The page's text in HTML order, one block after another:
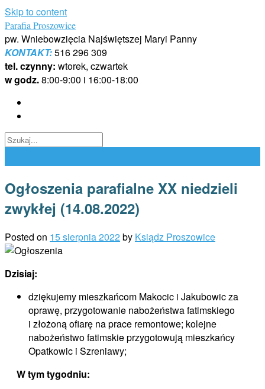
Skip to content
Parafia Proszowice
pw. Wniebowzięcia Najświętszej Maryi Panny
KONTAKT:516 296 309
tel. czynny: wtorek, czwartek
w godz.8:00-9:00 i 16:00-18:00
Ogłoszenia parafialne XX niedzieli
zwykłej (14.08.2022)
Posted on 15 sierpnia 2022by Ksiądz Proszowice
Dzisiaj:
dziękujemy mieszkańcom Makocic i Jakubowic za
oprawę, przygotowanie nabożeństwa fatimskiego
i złożoną ofiarę na prace remontowe; kolejne
nabożeństwo fatimskie przygotowują mieszkańcy
Opatkowic i Szreniawy;
W tym tygodniu: